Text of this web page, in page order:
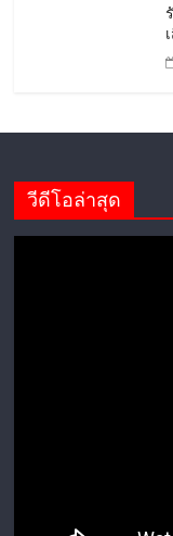
วีดีโอล่าสุด